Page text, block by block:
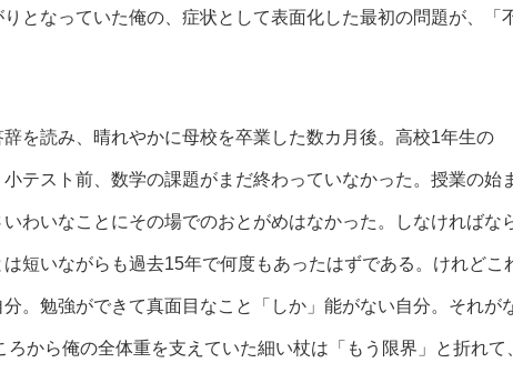
となっていた俺の、症状として表面化した最初の問題が、「
を読み、晴れやかに母校を卒業した数カ月後。高校1年生の
テスト前、数学の課題がまだ終わっていなかった。授業の始
わいなことにその場でのおとがめはなかった。しなければな
短いながらも過去15年で何度もあったはずである。けれどこ
。勉強ができて真面目なこと「しか」能がない自分。それが
から俺の全体重を支えていた細い杖は「もう限界」と折れて